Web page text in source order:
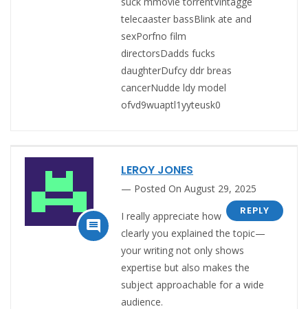
telecaaster bassBlink ate and
sexPorfno film
directorsDadds fucks
daughterDufcy ddr breas
cancerNudde ldy model
ofvd9wuaptl1yyteusk0

LEROY JONES
Posted On August 29, 2025
REPLY
I really appreciate how
clearly you explained the topic—
your writing not only shows
expertise but also makes the
subject approachable for a wide
audience.